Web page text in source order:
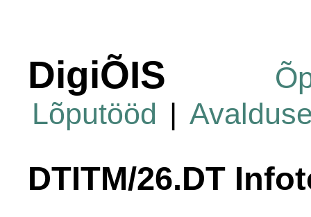
DigiÕIS
Lõputööd |
DTITM/26.DT